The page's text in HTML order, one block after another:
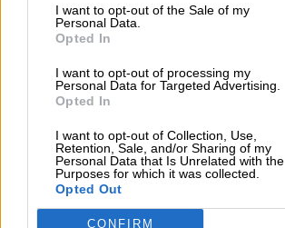
I want to opt-out of the Sale of my
Personal Data.
Opted In
I want to opt-out of processing my
Personal Data for Targeted Advertising.
Opted In
I want to opt-out of Collection, Use,
Retention, Sale, and/or Sharing of my
Personal Data that Is Unrelated with the
Purposes for which it was collected.
Opted Out
CONFIRM